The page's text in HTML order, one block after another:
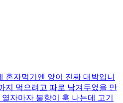
혼자먹기엔 양이 진짜 대박입니
지 먹으려고 따로 남겨두었을 만
자마자 불향이 훅 나는데 고기